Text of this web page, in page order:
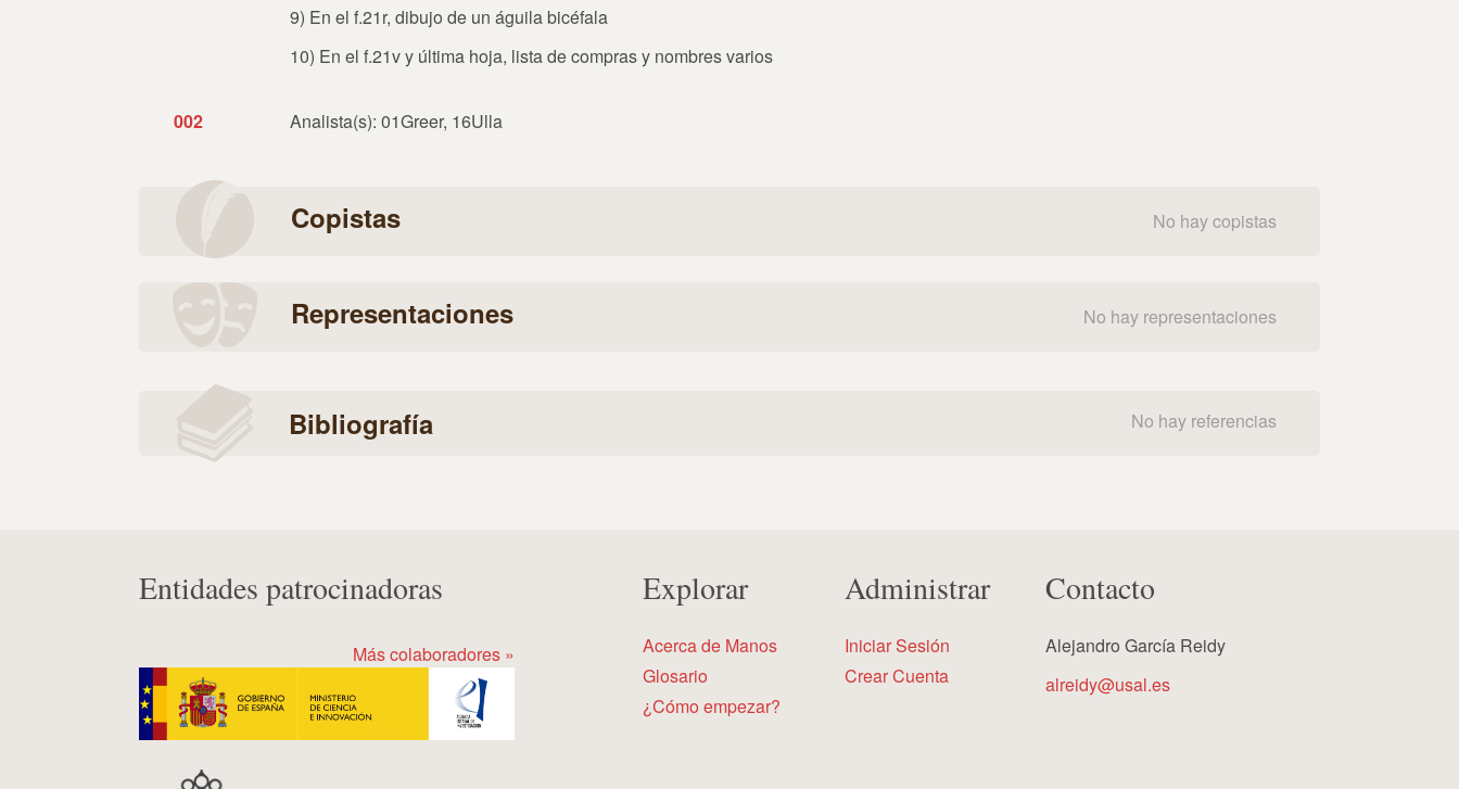
9) En el f.21r, dibujo de un águila bicéfala
10) En el f.21v y última hoja, lista de compras y nombres varios
002 Analista(s): 01Greer, 16Ulla
Copistas No hay copistas
Representaciones No hay representaciones
Bibliografía No hay referencias
Entidades patrocinadoras
Más colaboradores »
Explorar
Acerca de Manos
Glosario
¿Cómo empezar?
Administrar
Iniciar Sesión
Crear Cuenta
Contacto
Alejandro García Reidy
alreidy@usal.es